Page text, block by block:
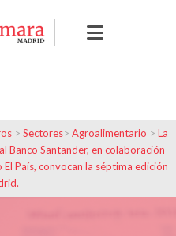
> Sectores> Agroalimentario > La
Banco Santander, en colaboración
País, convocan la séptima edición